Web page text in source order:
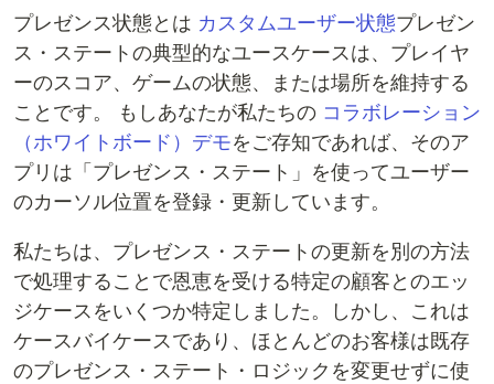
プレゼンス状態とは カスタムユーザー状態プレゼン
ス・ステートの典型的なユースケースは、プレイヤ
ーのスコア、ゲームの状態、または場所を維持する
ことです。 もしあなたが私たちの コラボレーション
（ホワイトボード）デモをご存知であれば、そのア
プリは「プレゼンス・ステート」を使ってユーザー
のカーソル位置を登録・更新しています。
私たちは、プレゼンス・ステートの更新を別の方法
で処理することで恩恵を受ける特定の顧客とのエッ
ジケースをいくつか特定しました。しかし、これは
ケースバイケースであり、ほとんどのお客様は既存
のプレゼンス・ステート・ロジックを変更せずに使